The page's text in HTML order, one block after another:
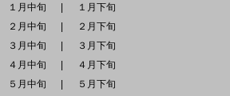
１月中旬
１月下旬
２月中旬
２月下旬
３月中旬
３月下旬
４月中旬
４月下旬
５月中旬
５月下旬